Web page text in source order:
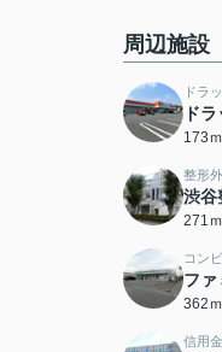
周辺施設
ドラ
ド
173
整形
渋谷
271
コン
ファ
362
信用